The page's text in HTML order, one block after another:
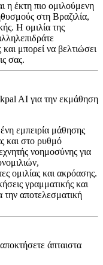
η έκτη πιο ομιλούμενη
στη Βραζιλία,
Η ομιλία της
μπορεί να βελτιώσει
σας.
AI για την εκμάθηση
εμπειρία μάθησης
και στο ρυθμό
νοημοσύνης για
ομιλίας και ακρόασης.
γραμματικής και
την αποτελεσματική
άπταιστα